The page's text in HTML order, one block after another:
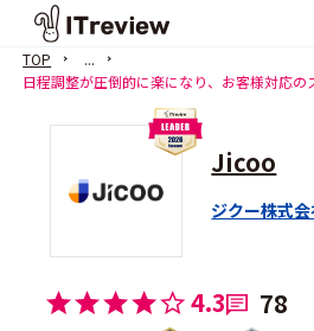
TOP
...
日程調整が圧倒的に楽になり、お客様対応の
Jicoo
ジクー株式
4.3 78